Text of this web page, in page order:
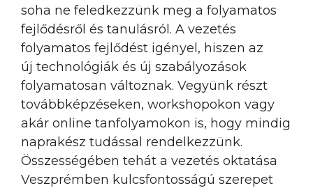
soha ne feledkezzünk meg a folyamatos
fejlődésről és tanulásról. A vezetés
folyamatos fejlődést igényel, hiszen az
új technológiák és új szabályozások
folyamatosan változnak. Vegyünk részt
továbbképzéseken, workshopokon vagy
akár online tanfolyamokon is, hogy mindig
naprakész tudással rendelkezzünk.
Összességében tehát a vezetés oktatása
Veszprémben kulcsfontosságú szerepet